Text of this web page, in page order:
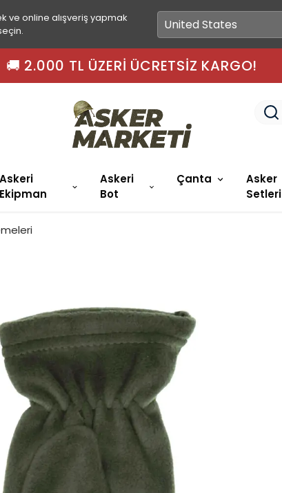
ve online alışveriş yapmak
🚚 2.000 TL ÜZERI ÜCRETSIZ KARGO!
Askeri
Ekipman
Askeri
Bot
Çanta
Asker
Setleri